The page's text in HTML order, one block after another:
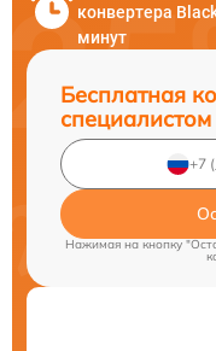
конвертера
минут
Бесплатная
специалистом
Нажимая на кнопку